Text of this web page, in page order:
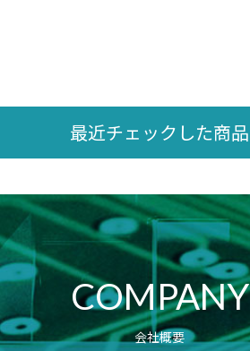
最近チェックした商品
COMPANY
会社概要